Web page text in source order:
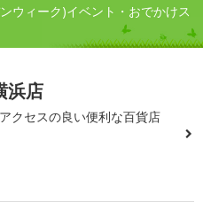
ウィーク)イベント・おでかけス
浜店
クセスの良い便利な百貨店